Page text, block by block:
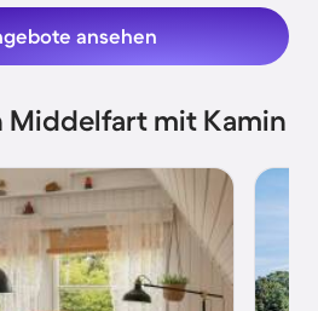
ansehen
Middelfart mit Kamin